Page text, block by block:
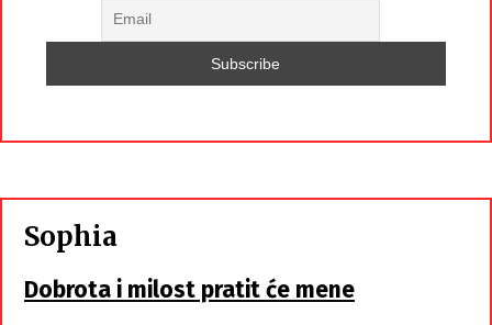
Sophia
Dobrota i milost pratit će mene